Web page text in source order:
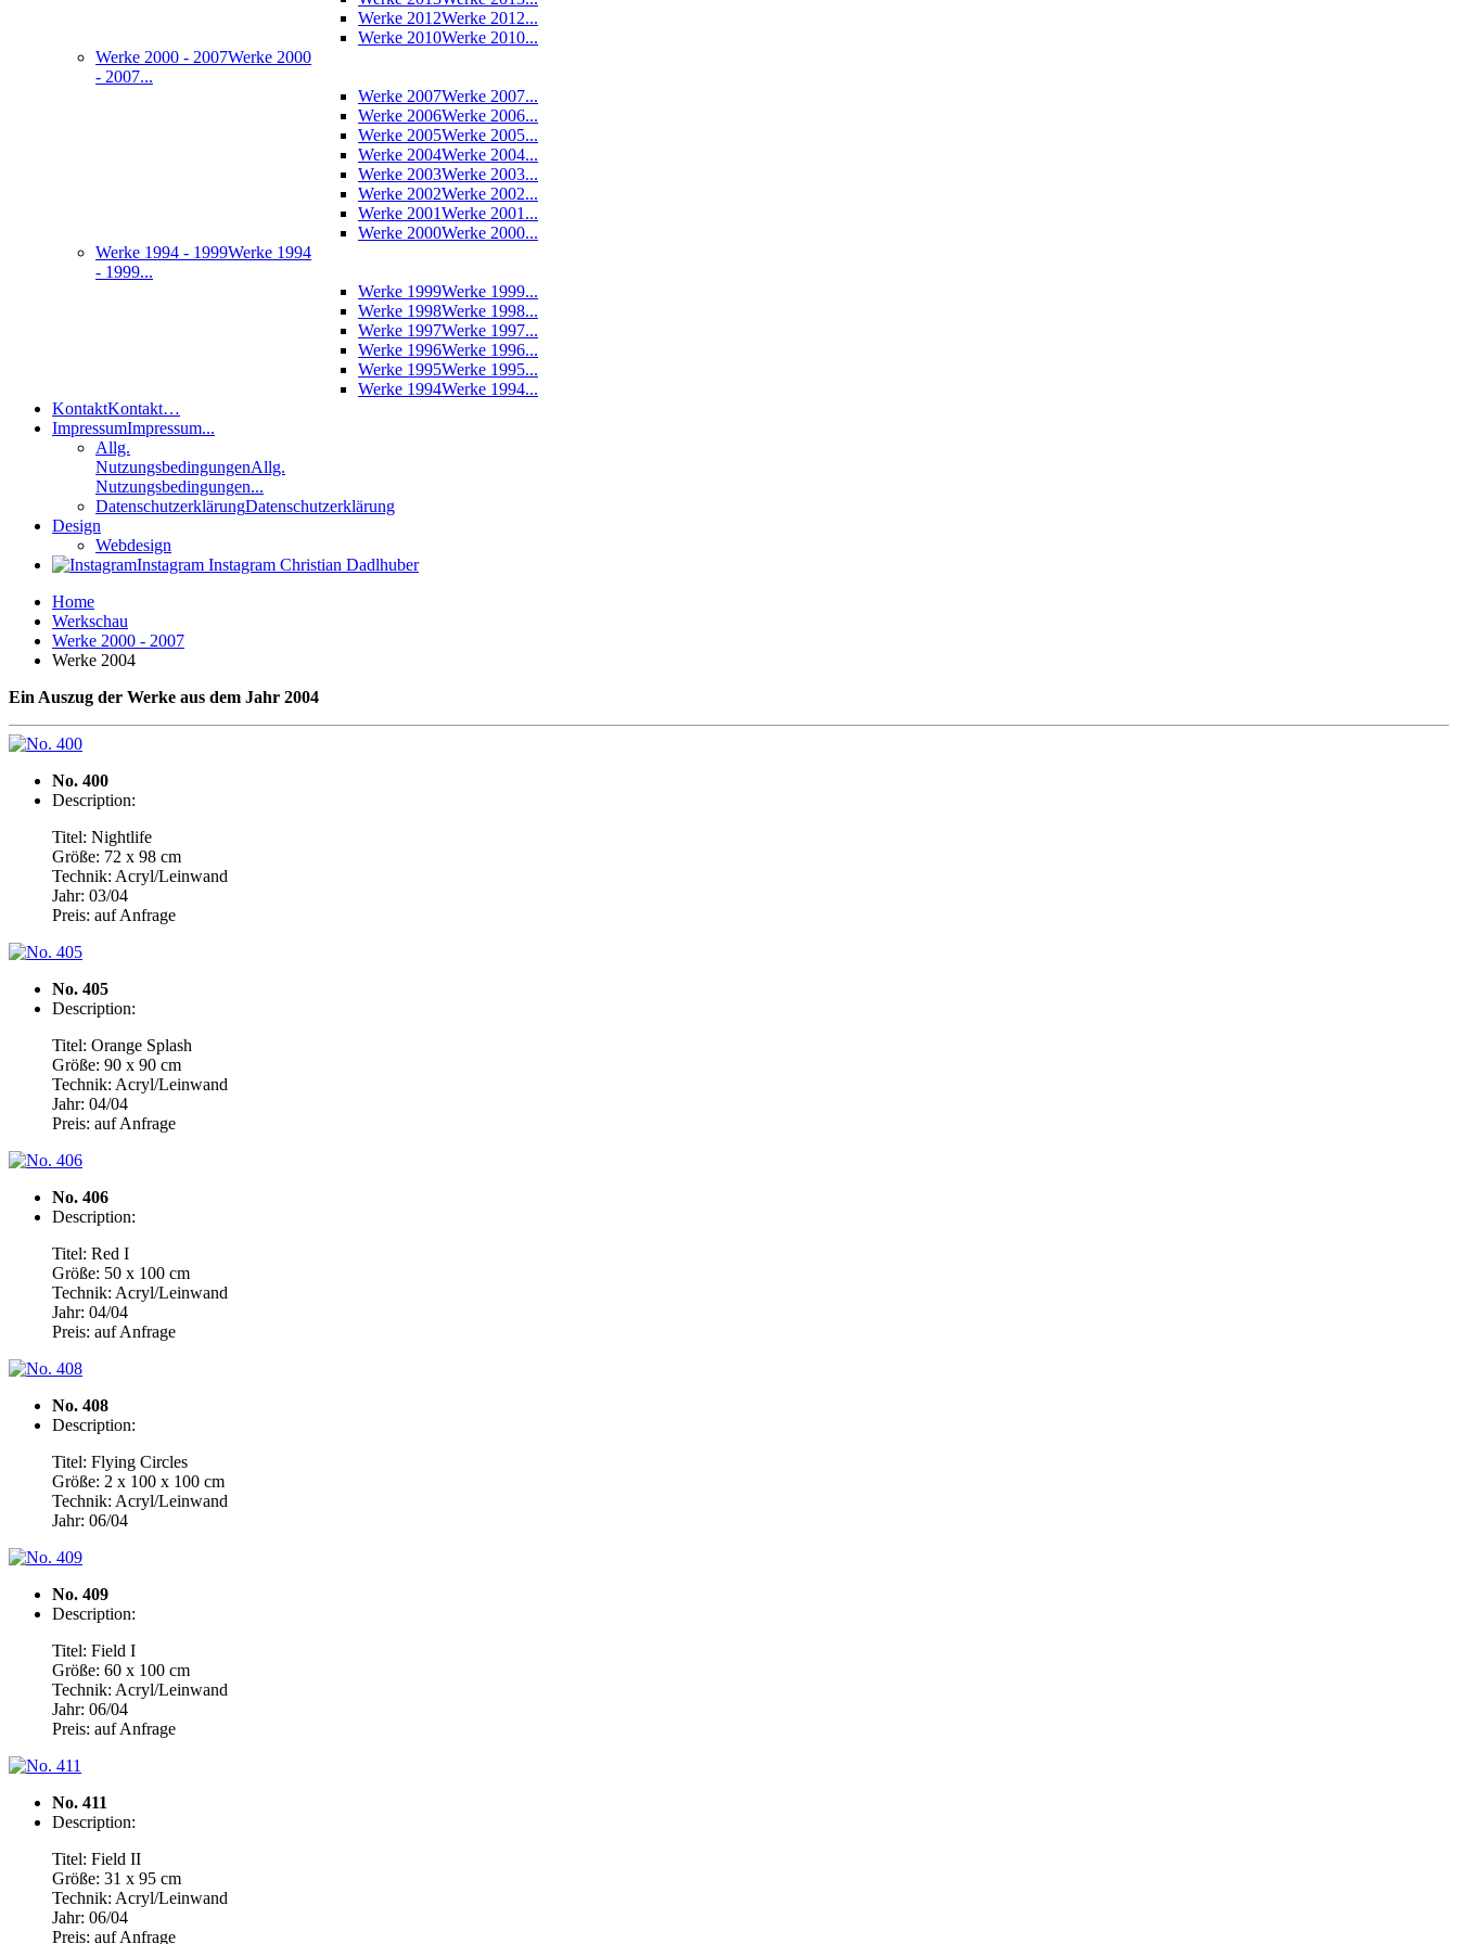
Werke 2012Werke 2012...
Werke 2010Werke 2010...
Werke 2000 - 2007Werke 2000
- 2007...
Werke 2007Werke 2007...
Werke 2006Werke 2006...
Werke 2005Werke 2005...
Werke 2004Werke 2004...
Werke 2003Werke 2003...
Werke 2002Werke 2002...
Werke 2001Werke 2001...
Werke 2000Werke 2000...
Werke 1994 - 1999Werke 1994
- 1999...
Werke 1999Werke 1999...
Werke 1998Werke 1998...
Werke 1997Werke 1997...
Werke 1996Werke 1996...
Werke 1995Werke 1995...
Werke 1994Werke 1994...
KontaktKontakt…
ImpressumImpressum...
Allg.
NutzungsbedingungenAllg.
Nutzungsbedingungen...
DatenschutzerklärungDatenschutzerklärung
Design
Webdesign
Instagram Instagram Christian Dadlhuber
Home
Werkschau
Werke 2000 - 2007
Werke 2004
Ein Auszug der Werke aus dem Jahr 2004
No. 400
Description:
Titel: Nightlife
Größe: 72 x 98 cm
Technik: Acryl/Leinwand
Jahr: 03/04
Preis: auf Anfrage
No. 405
Description:
Titel: Orange Splash
Größe: 90 x 90 cm
Technik: Acryl/Leinwand
Jahr: 04/04
Preis: auf Anfrage
No. 406
Description:
Titel: Red I
Größe: 50 x 100 cm
Technik: Acryl/Leinwand
Jahr: 04/04
Preis: auf Anfrage
No. 408
Description:
Titel: Flying Circles
Größe: 2 x 100 x 100 cm
Technik: Acryl/Leinwand
Jahr: 06/04
No. 409
Description:
Titel: Field I
Größe: 60 x 100 cm
Technik: Acryl/Leinwand
Jahr: 06/04
Preis: auf Anfrage
No. 411
Description:
Titel: Field II
Größe: 31 x 95 cm
Technik: Acryl/Leinwand
Jahr: 06/04
Preis: auf Anfrage